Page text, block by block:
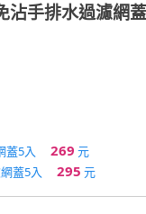
沾手排水過濾網
蓋5入 269 元
蓋5入
295 元